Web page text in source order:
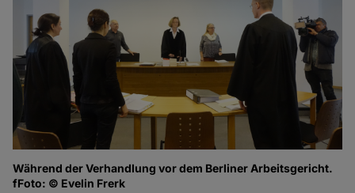
Während der Verhandlung vor dem Berliner Arbeitsgericht.
fFoto: © Evelin Frerk